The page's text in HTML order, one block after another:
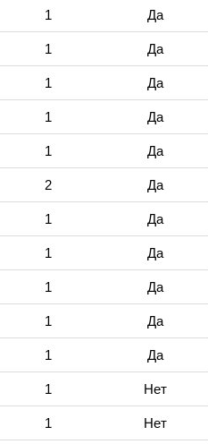
1 Да
1 Да
1 Да
1 Да
1 Да
2 Да
1 Да
1 Да
1 Да
1 Да
1 Да
1 Нет
1 Нет